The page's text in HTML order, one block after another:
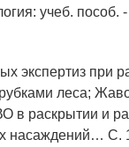
учеб.
экспертиз при
леса;
раскрытии и
насаждений…